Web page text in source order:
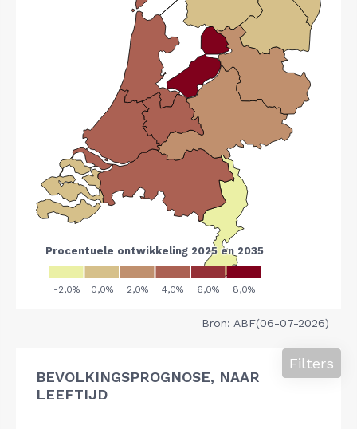
Bron: ABF(06-07-2026)
BEVOLKINGSPROGNOSE, NAAR
LEEFTIJD
Filters